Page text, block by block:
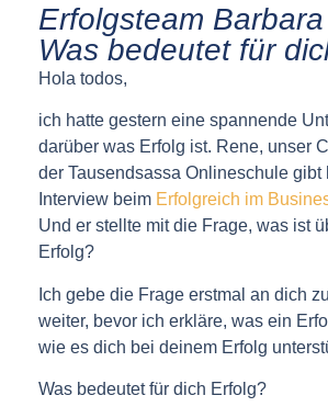
Erfolgsteam
Was bedeutet für
Hola todos,
ich hatte gestern eine spannende
darüber was Erfolg ist. Rene, unser
der Tausendsassa Onlineschule gibt
Interview beim Erfolgreich im
Und er stellte mit die Frage, was ist
Erfolg?
Ich gebe die Frage erstmal an dich
weiter, bevor ich erkläre, was ein
wie es dich bei deinem Erfolg
Was bedeutet für dich Erfolg?